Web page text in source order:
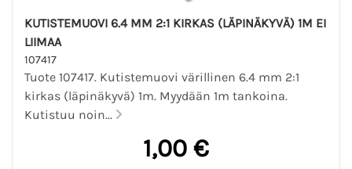
KUTISTEMUOVI 6.4 MM 2:1 KIRKAS (LÄPINÄKYVÄ) 1M EI
LIIMAA
107417
Tuote 107417. Kutistemuovi värillinen 6.4 mm 2:1
kirkas (läpinäkyvä) 1m. Myydään 1m tankoina.
Kutistuu noin...
1,00 €